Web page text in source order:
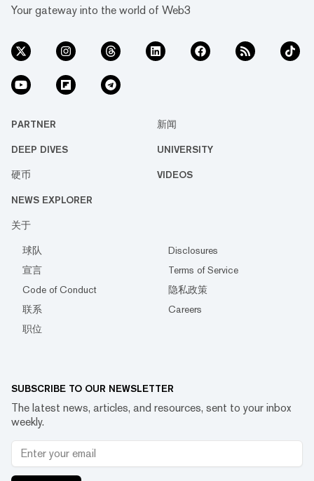
Your gateway into the world of Web3
PARTNER 新闻
DEEP DIVES UNIVERSITY
硬币 VIDEOS
NEWS EXPLORER
关于
球队
Disclosures
宣言
Terms of Service
Code of Conduct
隐私政策
联系
Careers
职位
SUBSCRIBE TO OUR NEWSLETTER
The latest news, articles, and resources, sent to your inbox
weekly.